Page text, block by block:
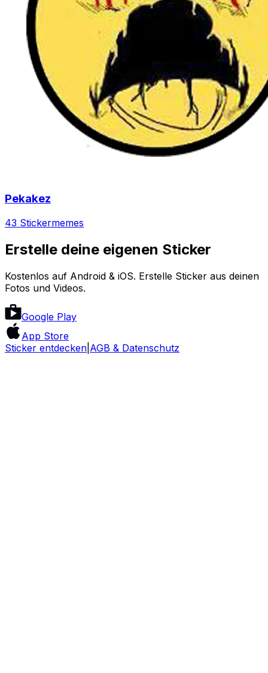
Pekakez
43 Stickermemes
Erstelle deine eigenen Sticker
Kostenlos auf Android & iOS. Erstelle Sticker aus deinen
Fotos und Videos.
Google Play
App Store
Sticker entdecken AGB & Datenschutz